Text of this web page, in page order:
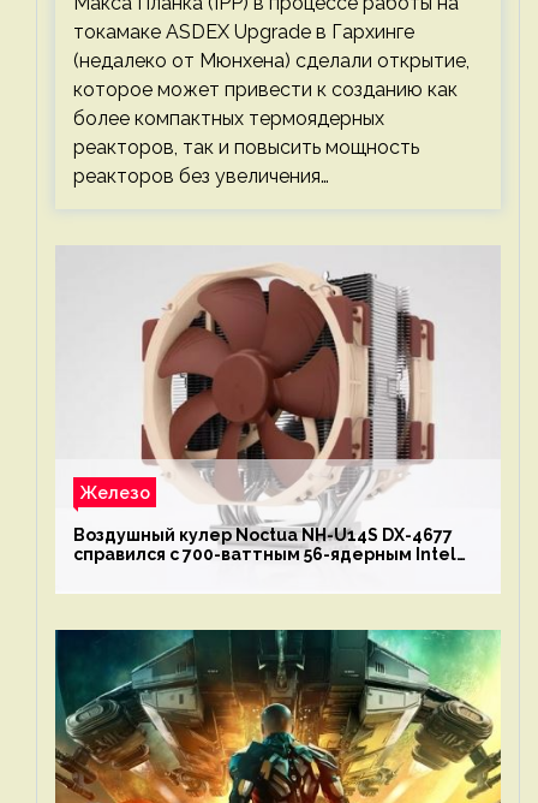
токамаке ASDEX Upgrade в Гархинге
(недалеко от Мюнхена) сделали открытие,
которое может привести к созданию как
более компактных термоядерных
реакторов, так и повысить мощность
реакторов без увеличения…
Железо
Воздушный кулер Noctua NH-U14S DX-4677
справился с 700-ваттным 56-ядерным Intel